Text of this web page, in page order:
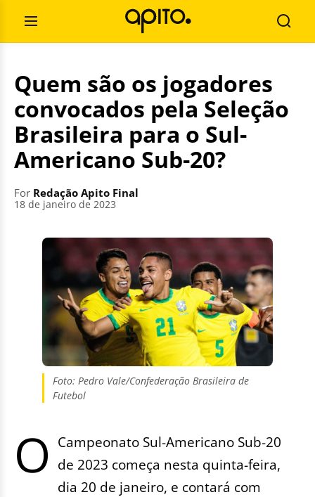
contentOpen
Menu
for:
Quem são os jogadores
convocados pela Seleção
Brasileira para o Sul-
Americano Sub-20?
For Redação Apito Final
18 de janeiro de 2023
Foto: Pedro Vale/Confederação Brasileira de
Futebol
O Campeonato Sul-Americano Sub-20
de 2023 começa nesta quinta-feira,
dia 20 de janeiro, e contará com